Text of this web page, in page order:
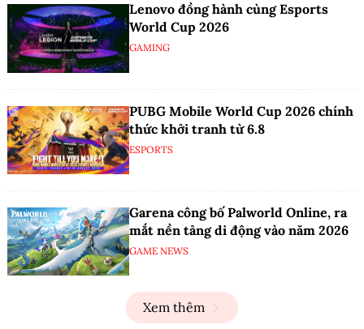
Lenovo đồng hành cùng Esports
World Cup 2026
GAMING
PUBG Mobile World Cup 2026 chính
thức khởi tranh từ 6.8
ESPORTS
Garena công bố Palworld Online, ra
mắt nền tảng di động vào năm 2026
GAME NEWS
Xem thêm